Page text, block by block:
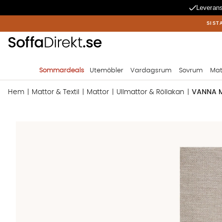
Sommardeals Utemöbler Vardagsrum Sovrum
Hem Mattor & Textil Mattor Ullmattor & Röllakan VANNA